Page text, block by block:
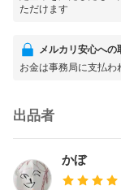
ただけます
メルカリ安心への
お金は事務局に支払
出品者
かぼ